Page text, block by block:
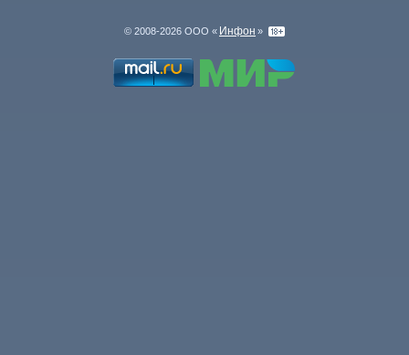
© 2008-2026 ООО « Инфон »